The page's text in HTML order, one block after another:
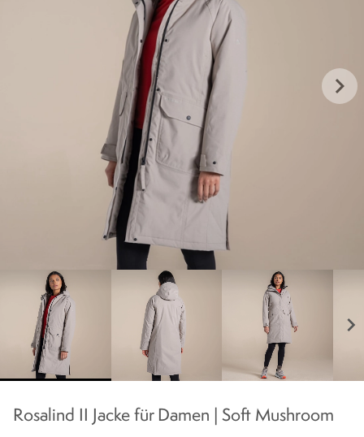
keyboard_arrow_right
chevron_right
Rosalind II Jacke für Damen | Soft Mushroom